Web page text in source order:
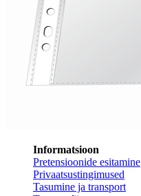
Informatsioon
Pretensioonide esitamine
Privaatsustingimused
Tasumine ja transport